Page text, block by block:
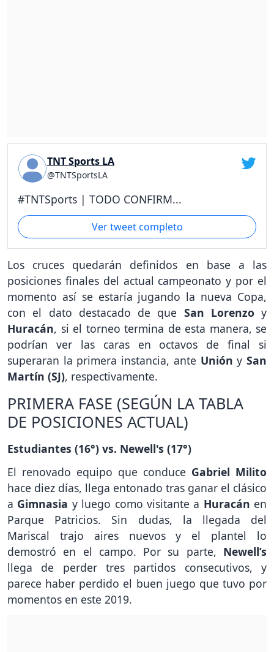
TNT Sports LA
@TNTSportsLA
#TNTSports | TODO CONFIRM...
Ver tweet completo
Los cruces quedarán definidos en base a las
posiciones finales del actual campeonato y por el
momento así se estaría jugando la nueva Copa,
con el dato destacado de que San Lorenzo y
Huracán, si el torneo termina de esta manera, se
podrían ver las caras en octavos de final si
superaran la primera instancia, ante UniónySan
Martín (SJ), respectivamente.
PRIMERA FASE (SEGÚN LA TABLA
DE POSICIONES ACTUAL)
Estudiantes (16°) vs. Newell's (17°)
El renovado equipo que conduce Gabriel Milito
hace diez días, llega entonado tras ganar el clásico
a Gimnasia y luego como visitante a Huracán en
Parque Patricios. Sin dudas, la llegada del
Mariscal trajo aires nuevos y el plantel lo
demostró en el campo. Por su parte, Newell’s
llega de perder tres partidos consecutivos, y
parece haber perdido el buen juego que tuvo por
momentos en este 2019.